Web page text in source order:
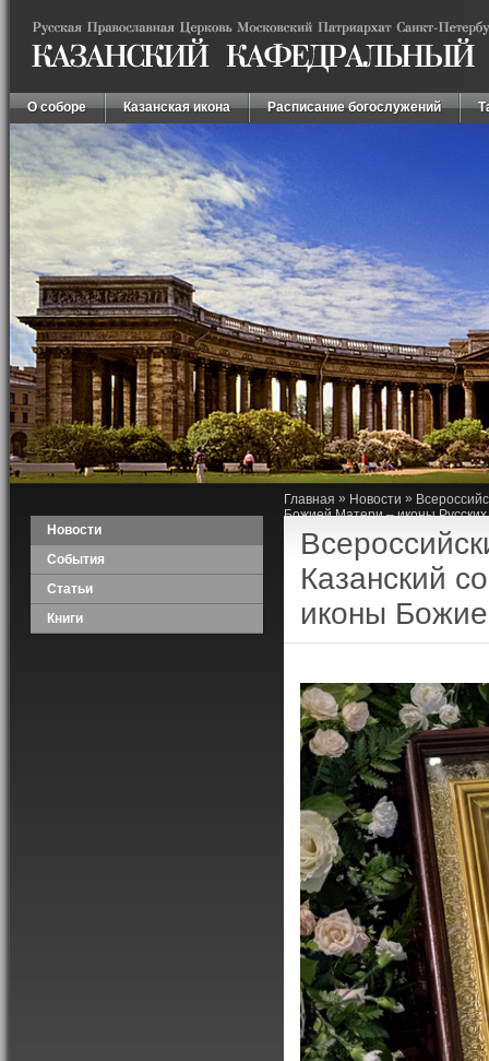
О соборе Казанская икона Расписание богослужений
Новости
События
Статьи
Книги
Главная » Новости »
Божией Матери – иконы
Казанский
иконы